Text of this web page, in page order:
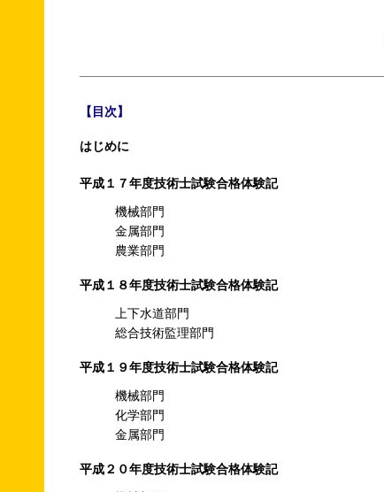
【目次】
はじめに
平成１７年度技術士試験合格体験記
機械部門
金属部門
農業部門
平成１８年度技術士試験合格体験記
上下水道部門
総合技術監理部門
平成１９年度技術士試験合格体験記
機械部門
化学部門
金属部門
平成２０年度技術士試験合格体験記